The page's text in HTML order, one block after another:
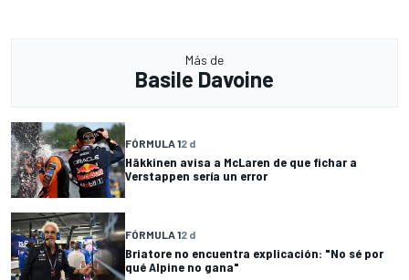
Más de
Basile Davoine
FÓRMULA 12 d
Häkkinen avisa a McLaren de que fichar a
Verstappen sería un error
FÓRMULA 12 d
Briatore no encuentra explicación: "No sé por
qué Alpine no gana"